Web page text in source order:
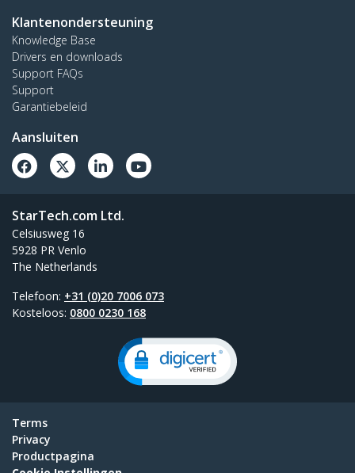
Klantenondersteuning
Knowledge Base
Drivers en downloads
Support FAQs
Support
Garantiebeleid
Aansluiten
StarTech.com Ltd.
Celsiusweg 16
5928 PR Venlo
The Netherlands
Telefoon: +31 (0)20 7006 073
Kosteloos: 0800 0230 168
Terms
Privacy
Productpagina